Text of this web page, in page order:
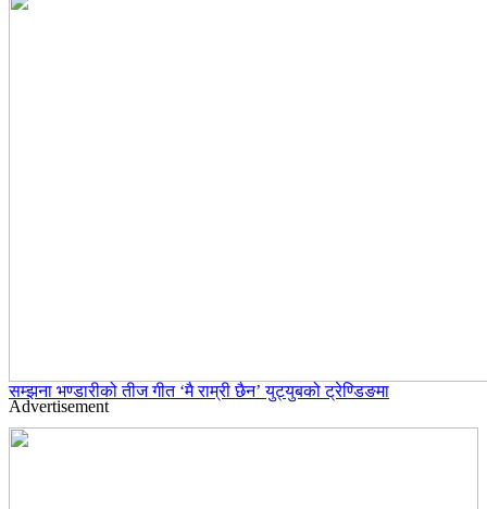
सम्झना भण्डारीको तीज गीत ‘मै राम्री छैन’ युट्युबको ट्रेण्डिङमा
Advertisement